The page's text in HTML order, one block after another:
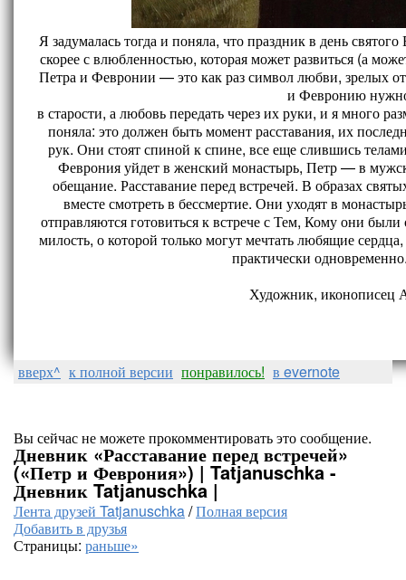
Я задумалась тогда и поняла, что праздник в день
скорее с влюбленностью, которая может развиться (а
Петра и Февронии — это как раз символ любви, зрелых
и Февронию
в старости, а любовь передать через их руки, и я много
поняла: это должен быть момент расставания, их
рук. Они стоят спиной к спине, все еще слившись
Феврония уйдет в женский монастырь, Петр — в
обещание. Расставание перед встречей. В образах
вместе смотреть в бессмертие. Они уходят в
отправляются готовиться к встрече с Тем, Кому они
милость, о которой только могут мечтать любящие
практически
Художник, иконописец
вверх^ к полной версии понравилось! в evernote
Вы сейчас не можете прокомментировать это сообщение.
Дневник «Расставание перед встречей»
(«Петр и Феврония») | Tatjanuschka -
Дневник Tatjanuschka |
Лента друзей Tatjanuschka/Полная версия
Добавить в друзья
Страницы: раньше»